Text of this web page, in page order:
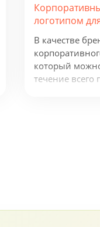
логотипом
В качестве
который
течение всего